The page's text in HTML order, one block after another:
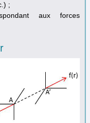
;
aux forces